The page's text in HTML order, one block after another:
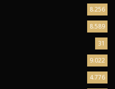
8.256
8.589
31
9.022
4.776